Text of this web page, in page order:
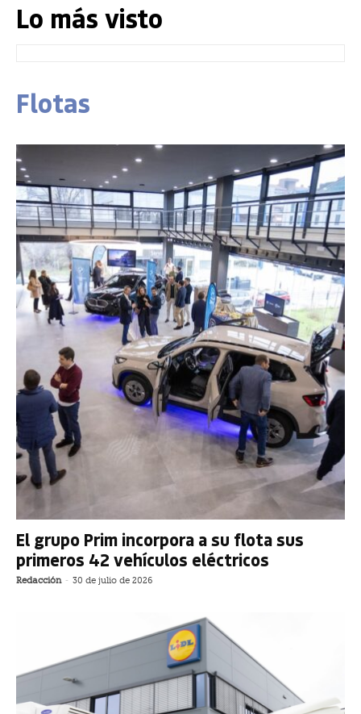
Lo más visto
Flotas
El grupo Prim incorpora a su flota sus
primeros 42 vehículos eléctricos
Redacción - 30 de julio de 2026